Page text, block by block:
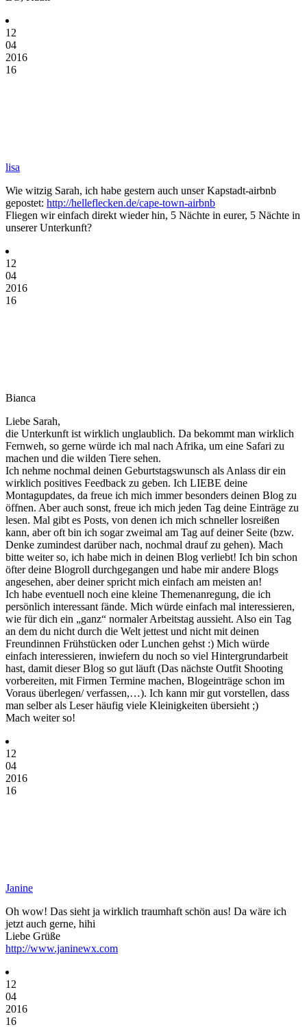
12
04
2016
16
lisa
Wie witzig Sarah, ich habe gestern auch unser Kapstadt-airbnb
gepostet: http://helleflecken.de/cape-town-airbnb
Fliegen wir einfach direkt wieder hin, 5 Nächte in eurer, 5 Nächte in
unserer Unterkunft?
12
04
2016
16
Bianca
Liebe Sarah,
die Unterkunft ist wirklich unglaublich. Da bekommt man wirklich
Fernweh, so gerne würde ich mal nach Afrika, um eine Safari zu
machen und die wilden Tiere sehen.
Ich nehme nochmal deinen Geburtstagswunsch als Anlass dir ein
wirklich positives Feedback zu geben. Ich LIEBE deine
Montagupdates, da freue ich mich immer besonders deinen Blog zu
öffnen. Aber auch sonst, freue ich mich jeden Tag deine Einträge zu
lesen. Mal gibt es Posts, von denen ich mich schneller losreißen
kann, aber oft bin ich sogar zweimal am Tag auf deiner Seite (bzw.
Denke zumindest darüber nach, nochmal drauf zu gehen). Mach
bitte weiter so, ich habe mich in deinen Blog verliebt! Ich bin schon
öfter deine Blogroll durchgegangen und habe mir andere Blogs
angesehen, aber deiner spricht mich einfach am meisten an!
Ich habe eventuell noch eine kleine Themenanregung, die ich
persönlich interessant fände. Mich würde einfach mal interessieren,
wie für dich ein „ganz“ normaler Arbeitstag aussieht. Also ein Tag
an dem du nicht durch die Welt jettest und nicht mit deinen
Freundinnen Frühstücken oder Lunchen gehst :) Mich würde
einfach interessieren, inwiefern du noch so viel Hintergrundarbeit
hast, damit dieser Blog so gut läuft (Das nächste Outfit Shooting
vorbereiten, mit Firmen Termine machen, Blogeinträge schon im
Voraus überlegen/ verfassen,…). Ich kann mir gut vorstellen, dass
man selber als Leser häufig viele Kleinigkeiten übersieht ;)
Mach weiter so!
12
04
2016
16
Janine
Oh wow! Das sieht ja wirklich traumhaft schön aus! Da wäre ich
jetzt auch gerne, hihi
Liebe Grüße
http://www.janinewx.com
12
04
2016
16